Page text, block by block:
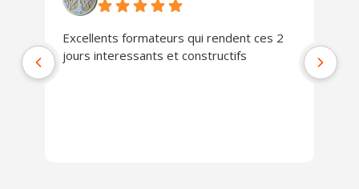
Excellents formateurs qui rendent ces 2
jours interessants et constructifs